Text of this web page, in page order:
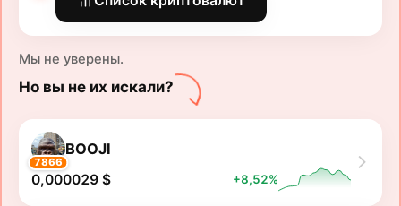
Мы не уверены.
Но вы не их искали?
7866
BOOJI
0,000029 $ +8,52%